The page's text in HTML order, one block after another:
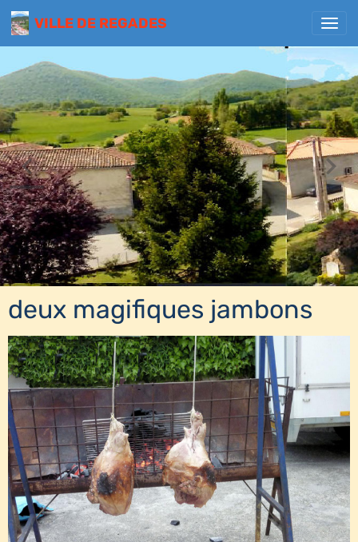
VILLE DE REGADES
deux magifiques jambons